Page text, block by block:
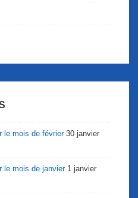
le mois de février 30 janvier
le mois de janvier 1 janvier